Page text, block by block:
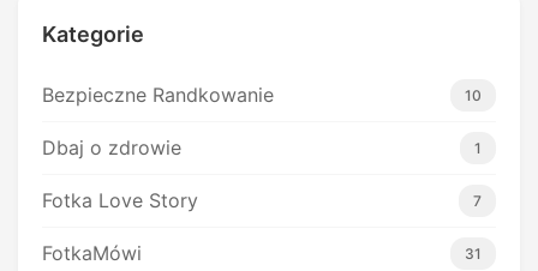
Kategorie
Bezpieczne Randkowanie 10
Dbaj o zdrowie 1
Fotka Love Story 7
FotkaMówi 31